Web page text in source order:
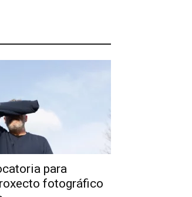
para
fotográfico